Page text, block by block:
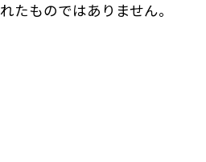
たものではありません。